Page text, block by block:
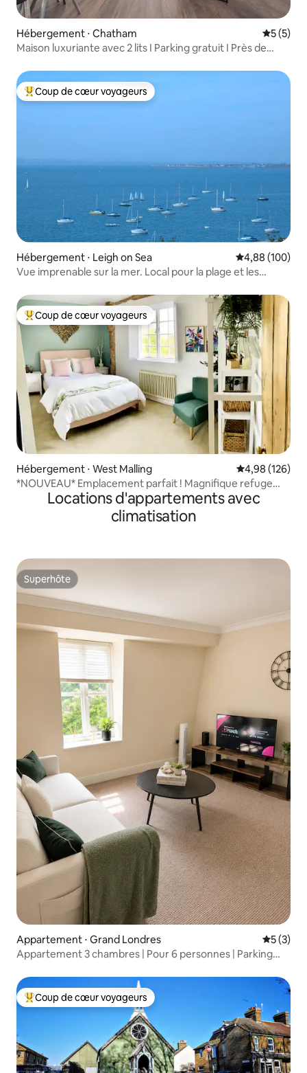
Hébergement ⋅ Chatham
5 (5)
Maison luxuriante avec 2 lits I Parking gratuit I Près de
Coups de cœur voyageurs les plus appréciés
Coup de cœur voyageurs
Hébergement ⋅ Leigh on Sea Évaluation
4,88 (100)
Vue imprenable sur la mer. Local pour la plage et les
Coups de cœur voyageurs les plus appréciés
Coup de cœur voyageurs
Hébergement ⋅ West Malling Évaluation
4,98 (126)
*NOUVEAU* Emplacement parfait ! Magnifique refuge
dans un chalet
Locations d'appartements avec
climatisation
Superhôte
Superhôte
Appartement ⋅ Grand Londres
5 (3)
Appartement 3 chambres | Pour 6 personnes | Parking
Coups de cœur voyageurs les plus appréciés
Coup de cœur voyageurs